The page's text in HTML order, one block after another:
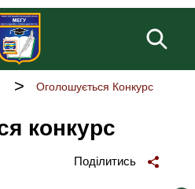
Оголошується Конкурс
конкурс
Поділитись